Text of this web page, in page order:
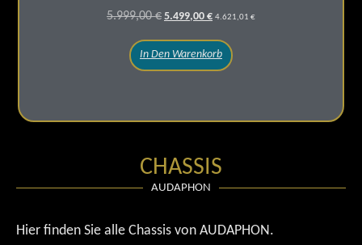
5.999,00€ 5.499,00 € 4.621,01 €
In Den Warenkorb
CHASSIS
AUDAPHON
Hier finden Sie alle Chassis von AUDAPHON.